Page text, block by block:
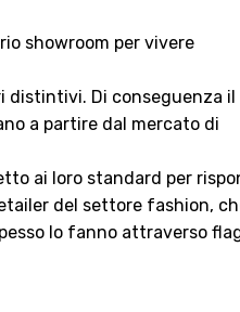
showroom per vivere
distintivi. Di conseguenza
a partire dal mercato di
ai loro standard per
del settore fashion,
lo fanno attraverso